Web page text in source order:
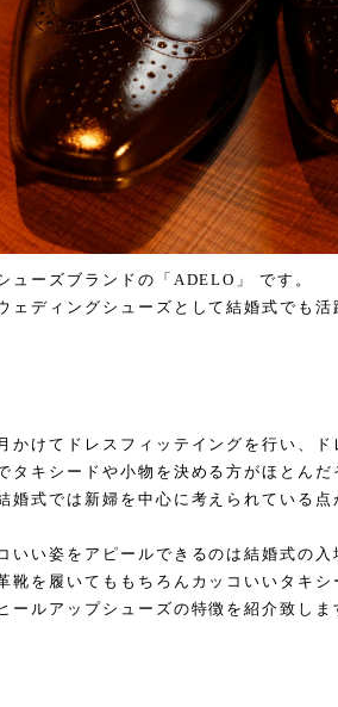
ューズブランドの「ADELO」 です。
ェディングシューズとして結婚式でも
かけてドレスフィッテイングを行い、
タキシードや小物を決める方がほとんだ
婚式では新婦を中心に考えられている点
いい姿をアピールできるのは結婚式の入
靴を履いてももちろんカッコいいタキシ
ールアップシューズの特徴を紹介致しま